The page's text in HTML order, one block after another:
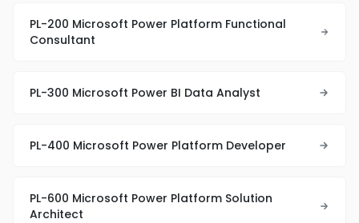
PL-200 Microsoft Power Platform Functional
Consultant
PL-300 Microsoft Power BI Data Analyst
PL-400 Microsoft Power Platform Developer
PL-600 Microsoft Power Platform Solution
Architect